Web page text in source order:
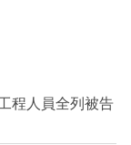
程人員全列被告